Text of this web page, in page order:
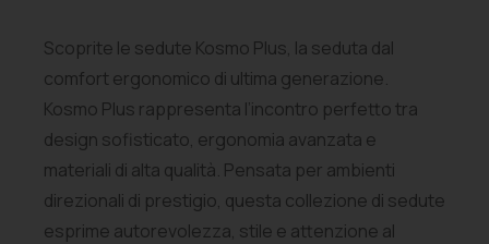
Scoprite le sedute Kosmo Plus, la seduta dal
comfort ergonomico di ultima generazione.
Kosmo Plus rappresenta l’incontro perfetto tra
design sofisticato, ergonomia avanzata e
materiali di alta qualità. Pensata per ambienti
direzionali di prestigio, questa collezione di sedute
esprime autorevolezza, stile e attenzione al